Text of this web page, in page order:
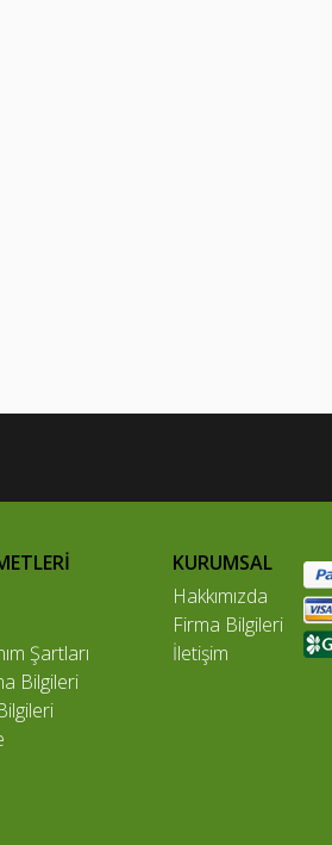
Şartları
Bilgileri
KURUMSAL
Hakkımızda
Firma Bilgileri
İletişim